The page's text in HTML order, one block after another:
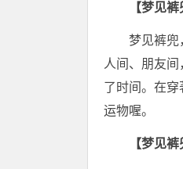
【梦见
梦见裤兜
人间、朋友
了时间。在
运物喔。
【梦见